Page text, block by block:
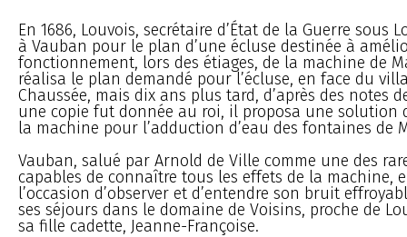
En 1686, Louvois, secrétaire d’État de la Guerre sous
à Vauban pour le plan d’une écluse destinée à
fonctionnement, lors des étiages, de la machine de
réalisa le plan demandé pour l’écluse, en face du
Chaussée, mais dix ans plus tard, d’après des notes
une copie fut donnée au roi, il proposa une solution
la machine pour l’adduction d’eau des fontaines de
Vauban, salué par Arnold de Ville comme une des
capables de connaître tous les effets de la machine,
l’occasion d’observer et d’entendre son bruit
ses séjours dans le domaine de Voisins, proche de
sa fille cadette, Jeanne-Françoise.